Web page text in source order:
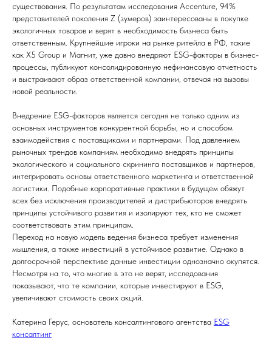
существования. По результатам исследования Accenture, 94%
представителей поколения Z (зумеров) заинтересованы в покупке
экологичных товаров и верят в необходимость бизнеса быть
ответственным. Крупнейшие игроки на рынке ритейла в РФ, такие
как Х5 Group и Магнит, уже давно внедряют ESG-факторы в бизнес-
процессы, публикуют консолидированную нефинансовую отчетность
и выстраивают образ ответственной компании, отвечая на вызовы
новой реальности.
Внедрение ESG-факторов является сегодня не только одним из
основных инструментов конкурентной борьбы, но и способом
взаимодействия с поставщиками и партнерами. Под давлением
рыночных трендов компаниям необходимо внедрять принципы
экологического и социального скрининга поставщиков и партнеров,
интегрировать основы ответственного маркетинга и ответственной
логистики. Подобные корпоративные практики в будущем обяжут
всех без исключения производителей и дистрибьюторов внедрять
принципы устойчивого развития и изолируют тех, кто не сможет
соответствовать этим принципам.
Переход на новую модель ведения бизнеса требует изменения
мышления, а также инвестиций в устойчивое развитие. Однако в
долгосрочной перспективе данные инвестиции однозначно окупятся.
Несмотря на то, что многие в это не верят, исследования
показывают, что те компании, которые инвестируют в ESG,
увеличивают стоимость своих акций.
Катерина Герус, основатель консалтингового агентства ESG
консалтинг